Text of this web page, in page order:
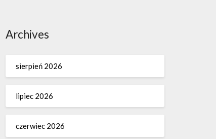
Archives
sierpień 2026
lipiec 2026
czerwiec 2026